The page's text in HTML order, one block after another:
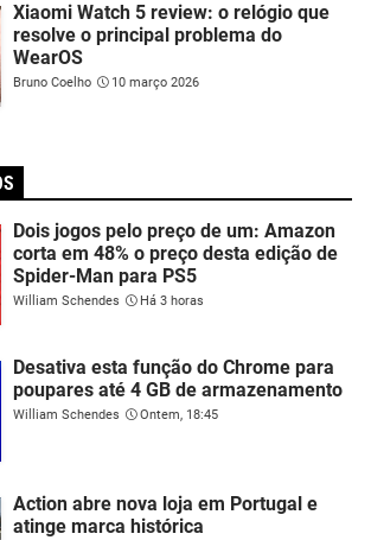
Xiaomi Watch 5 review: o relógio que
resolve o principal problema do
WearOS
Bruno Coelho 10 março 2026
Dois jogos pelo preço de um: Amazon
corta em 48% o preço desta edição de
Spider-Man para PS5
William Schendes Há 3 horas
Desativa esta função do Chrome para
poupares até 4 GB de armazenamento
William Schendes Ontem, 18:45
Action abre nova loja em Portugal e
atinge marca histórica